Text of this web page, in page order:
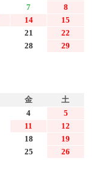
7
8
14
15
21
22
28
29
金
土
4
5
11
12
18
19
25
26